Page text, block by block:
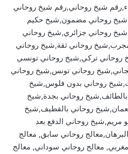
شيخ روحاني,رقم شيخ روحاني
شيخ روحاني مضمون,شيخ حكيم
روحاني جزائري,شيخ روحاني
روحاني ثقة,شيخ روحاني
روحاني تركي,شيخ روحاني تونسي
روحاني تونس,شيخ روحاني
روحاني بدون فلوس,شيخ
بالطائف,شيخ روحاني بجدة,شيخ
روحاني بالقطيف,شيخ
مريم,شيخ روحاني الدفع بعد
روحاني سابق, معالج
معالج روحاني سوداني, معالج